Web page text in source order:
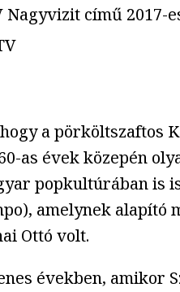
Nagyvizit című 2017-
a
as évek közepén
popkultúrában is
amelynek
Ottó volt.
években, amikor